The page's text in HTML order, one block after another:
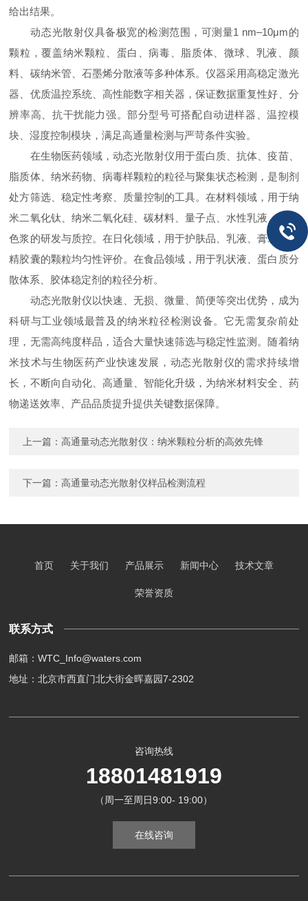
给出结果。
动态光散射仪具备极宽的检测范围，可测量1 nm–10μm的
颗粒，覆盖纳米颗粒、蛋白、病毒、脂质体、微球、乳液、颜
料、碳纳米管、石墨烯分散液等多种体系。仪器采用高稳定激光
器、优质温控系统、高性能数字相关器，保证数据重复性好、分
辨率高、抗干扰能力强。部分型号可搭配自动进样器、温控模
块、湿度控制模块，满足高通量检测与严苛条件实验。
在生物医药领域，动态光散射仪用于蛋白质、抗体、疫苗、
脂质体、纳米药物、病毒样颗粒的粒径与聚集状态检测，是制剂
处方筛选、稳定性考察、质量控制的工具。在材料领域，用于纳
米二氧化钛、纳米二氧化硅、碳材料、量子点、水性乳液、涂料
色浆的研发与质控。在日化领域，用于护肤品、乳液、膏霜、香
精胶囊的颗粒均匀性评价。在食品领域，用于乳状液、蛋白质分
散体系、胶体稳定剂的粒径分析。
动态光散射仪以快速、无损、微量、简便等突出优势，成为
科研与工业领域最普及的纳米粒径检测设备。它无需复杂前处
理，无需高纯度样品，适合大量快速筛选与稳定性监测。随着纳
米技术与生物医药产业快速发展，动态光散射仪的需求持续增
长，不断向自动化、高通量、智能化升级，为纳米材料安全、药
物递送效率、产品品质提升提供关键数据保障。
上一篇：高通量动态光散射仪：纳米颗粒分析的高效先锋
下一篇：高通量动态光散射仪样品检测流程
首页 关于我们 产品展示 新闻中心 技术文章
荣誉资质
联系方式
邮箱：WTC_Info@waters.com
地址：北京市西直门北大街金晖嘉园7-2302
咨询热线
18801481919
（周一至周日9:00- 19:00）
在线咨询